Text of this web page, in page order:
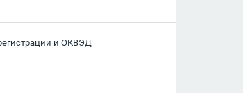
и ОКВЭД